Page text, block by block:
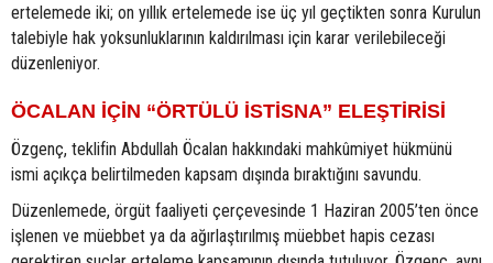
ertelemede iki; on yıllık ertelemede ise üç yıl geçtikten sonra Kurulun
talebiyle hak yoksunluklarının kaldırılması için karar verilebileceği
düzenleniyor.
ÖCALAN İÇİN “ÖRTÜLÜ İSTİSNA” ELEŞTİRİSİ
Özgenç, teklifin Abdullah Öcalan hakkındaki mahkûmiyet hükmünü
ismi açıkça belirtilmeden kapsam dışında bıraktığını savundu.
Düzenlemede, örgüt faaliyeti çerçevesinde 1 Haziran 2005’ten önce
işlenen ve müebbet ya da ağırlaştırılmış müebbet hapis cezası